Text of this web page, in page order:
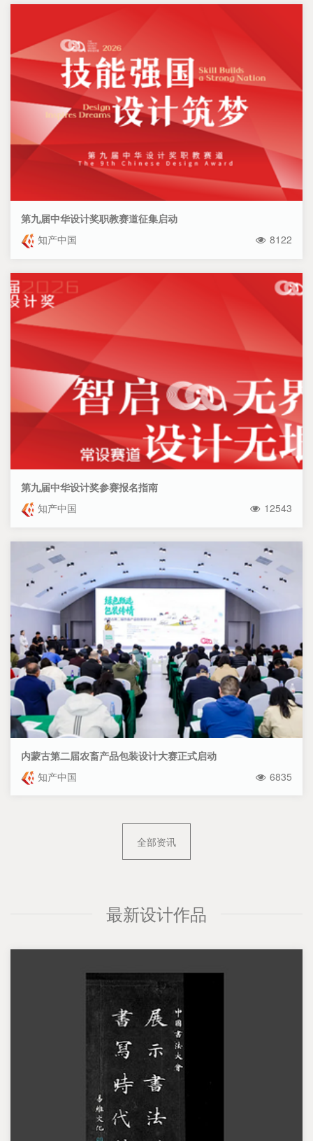
第九届中华设计奖职教赛道征集启动
知产中国
8122
第九届中华设计奖参赛报名指南
知产中国
12543
内蒙古第二届农畜产品包装设计大赛正式启动
知产中国
6835
全部资讯
最新设计作品